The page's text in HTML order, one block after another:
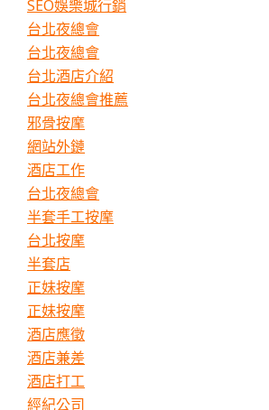
SEO娛樂城行銷
台北夜總會
台北夜總會
台北酒店介紹
台北夜總會推薦
邪骨按摩
網站外鏈
酒店工作
台北夜總會
半套手工按摩
台北按摩
半套店
正妹按摩
正妹按摩
酒店應徵
酒店兼差
酒店打工
經紀公司